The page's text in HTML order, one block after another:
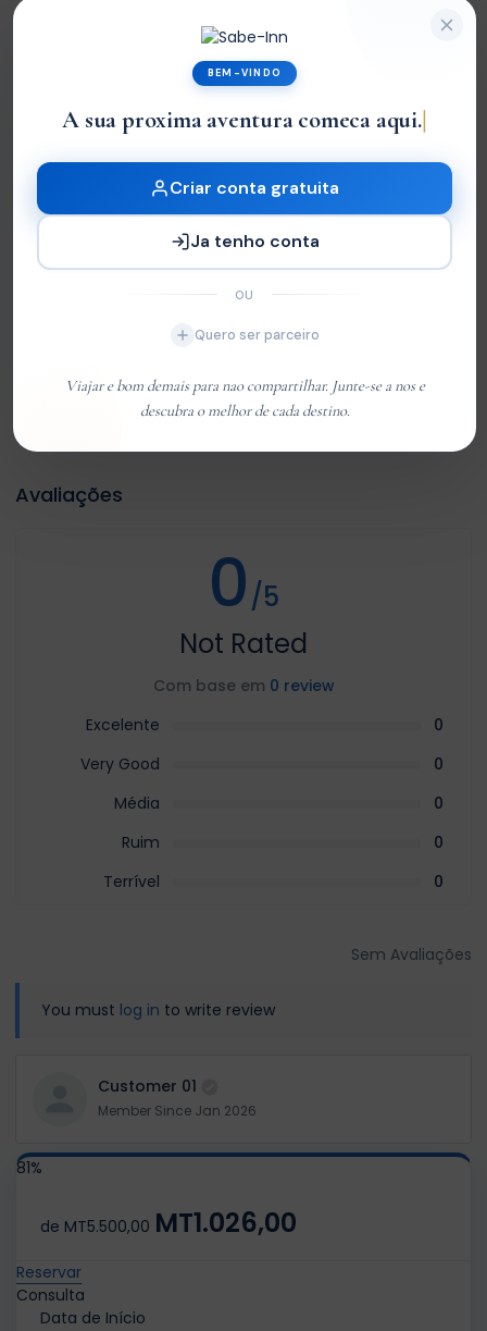
Cancelamento gratuito ate 24 horas antes.
Avaliações
0/5
Not Rated
Com base em 0 review
Excelente
0
Very Good
0
Média
0
Ruim
0
Terrível
0
Sem Avaliações
You must log in to write review
Customer 01
Member Since Jan 2026
81%
de MT5.500,00 MT1.026,00
Reservar
Consulta
Data de Início
BEM-VINDO
A sua proxima aventu
Criar conta gratuita
Ja tenho conta
OU
Quero ser parceiro
Viajar e bom demais para nao compartilhar. Junte-se a nos e
descubra o melhor de cada destino.